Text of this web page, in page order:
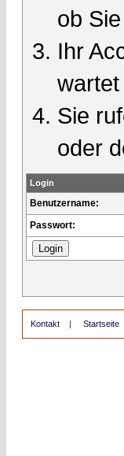
ob
Ihr
Sie
oder
Login
Benutzername:
Passwort:
Kontakt | Startseite